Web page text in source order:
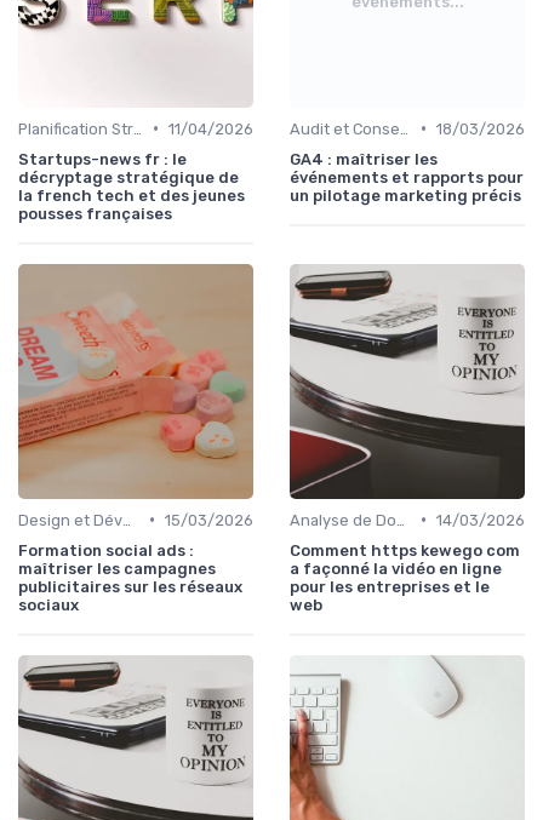
• 11/04/2026
Startups-news fr : le
décryptage stratégique de
la french tech et des jeunes
pousses françaises
• 18/03/2026
GA4 : maîtriser les
événements et rapports pour
un pilotage marketing précis
• 15/03/2026
Formation social ads :
maîtriser les campagnes
publicitaires sur les réseaux
sociaux
• 14/03/2026
Comment https kewego com
a façonné la vidéo en ligne
pour les entreprises et le
web